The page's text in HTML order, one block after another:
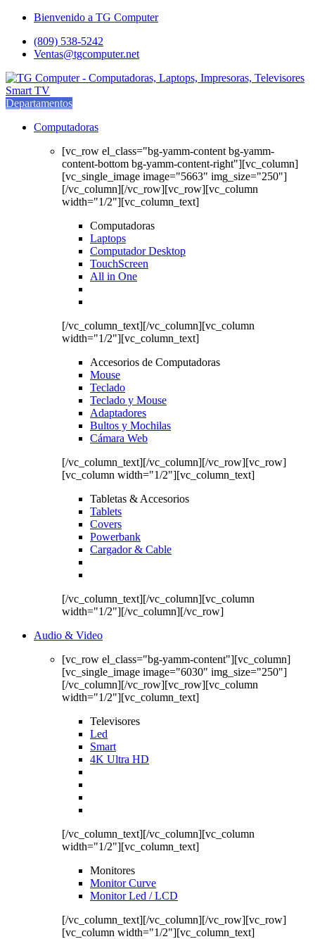
Saltar
navegación
saltar
contenido
Bienvenido a TG Computer
(809) 538-5242
Ventas@tgcomputer.net
Departamentos
Computadoras
[vc_row el_class="bg-yamm-content bg-yamm-
content-bottom bg-yamm-content-right"][vc_column]
[vc_single_image image="5663" img_size="250"]
[/vc_column][/vc_row][vc_row][vc_column
width="1/2"][vc_column_text]
Computadoras
Laptops
Computador Desktop
TouchScreen
All in One
[/vc_column_text][/vc_column][vc_column
width="1/2"][vc_column_text]
Accesorios de Computadoras
Mouse
Teclado
Teclado y Mouse
Adaptadores
Bultos y Mochilas
Cámara Web
[/vc_column_text][/vc_column][/vc_row][vc_row]
[vc_column width="1/2"][vc_column_text]
Tabletas & Accesorios
Tablets
Covers
Powerbank
Cargador & Cable
[/vc_column_text][/vc_column][vc_column
width="1/2"][/vc_column][/vc_row]
Audio & Video
[vc_row el_class="bg-yamm-content"][vc_column]
[vc_single_image image="6030" img_size="250"]
[/vc_column][/vc_row][vc_row][vc_column
width="1/2"][vc_column_text]
Televisores
Led
Smart
4K Ultra HD
[/vc_column_text][/vc_column][vc_column
width="1/2"][vc_column_text]
Monitores
Monitor Curve
Monitor Led / LCD
[/vc_column_text][/vc_column][/vc_row][vc_row]
[vc_column width="1/2"][vc_column_text]